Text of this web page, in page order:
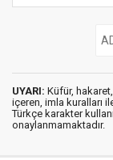
UYARI: Küfür,
içeren, imla kuralları
Türkçe karakter
onaylanmamaktadır.